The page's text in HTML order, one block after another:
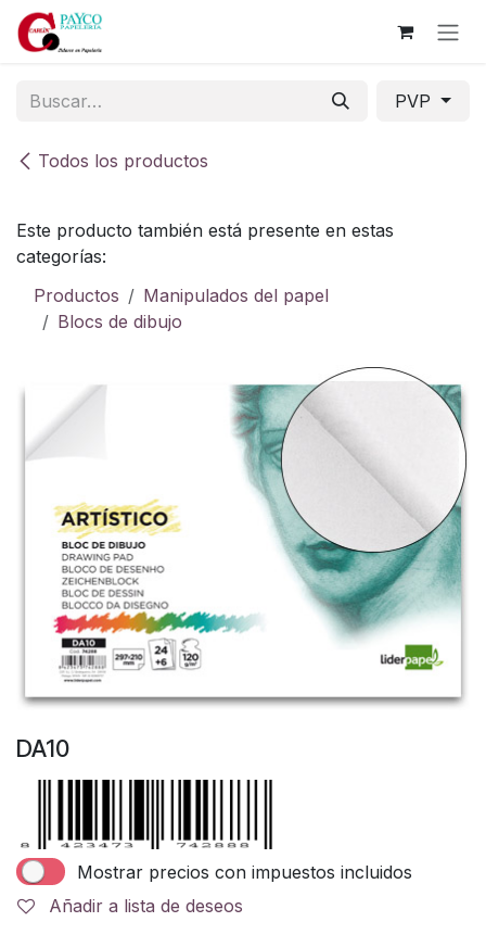
Ir al contenido
Todos los productos
PVP
Este producto también está presente en estas
categorías:
Productos
Manipulados del papel
Blocs de dibujo
DA10
Mostrar precios con impuestos incluidos
Añadir a lista de deseos